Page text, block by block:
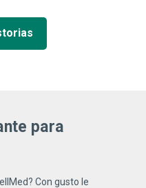
para
Con gusto le